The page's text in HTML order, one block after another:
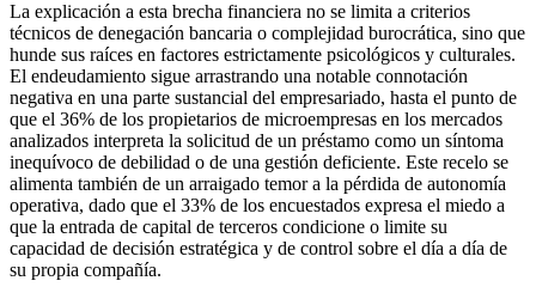
La explicación a esta brecha financiera no se limita a criterios
técnicos de denegación bancaria o complejidad burocrática, sino que
hunde sus raíces en factores estrictamente psicológicos y culturales.
El endeudamiento sigue arrastrando una notable connotación
negativa en una parte sustancial del empresariado, hasta el punto de
que el 36% de los propietarios de microempresas en los mercados
analizados interpreta la solicitud de un préstamo como un síntoma
inequívoco de debilidad o de una gestión deficiente. Este recelo se
alimenta también de un arraigado temor a la pérdida de autonomía
operativa, dado que el 33% de los encuestados expresa el miedo a
que la entrada de capital de terceros condicione o limite su
capacidad de decisión estratégica y de control sobre el día a día de
su propia compañía.